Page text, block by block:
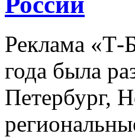
Реклама «Т-
года была
Петербург,